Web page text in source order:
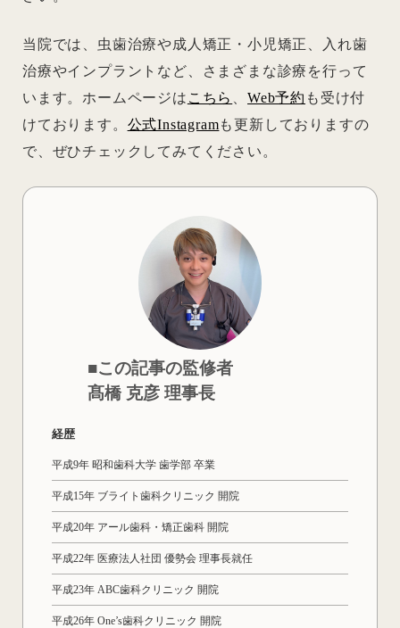
当院では、虫歯治療や成人矯正・小児矯正、入れ歯
治療やインプラントなど、さまざまな診療を行って
います。ホームページは こちら 、Web予約 も受け付
けております。 公式Instagramも更新しておりますの
で、ぜひチェックしてみてください。
■この記事の監修者
髙橋 克彦 理事長
経歴
平成9年 昭和歯科大学 歯学部 卒業
平成15年 ブライト歯科クリニック 開院
平成20年 アール歯科・矯正歯科 開院
平成22年 医療法人社団 優勢会 理事長就任
平成23年 ABC歯科クリニック 開院
平成26年 One’s歯科クリニック 開院